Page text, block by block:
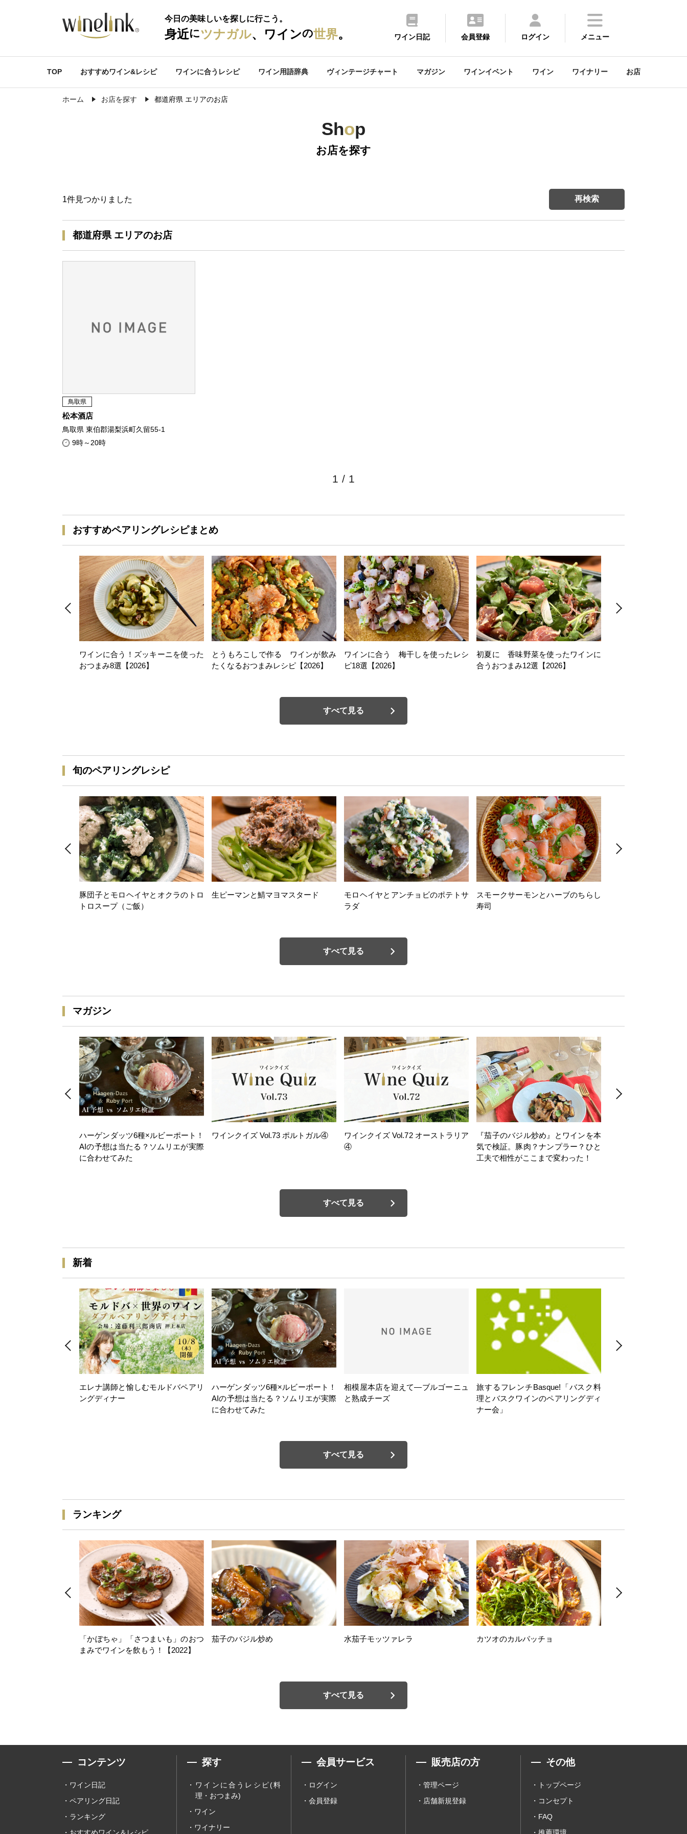
今日の美味しいを探しに行こう。
身近にツナガル、ワインの世界。 ワイン日記 会員登録 ログイン メニュー
TOP おすすめワイン&レシピ ワインに合うレシピ ワイン用語辞典 ヴィンテージチャート マガジン ワインイベント ワイン ワイナリー お店
ホーム お店を探す 都道府県 エリアのお店
Shop
お店を探す
1件見つかりました 再検索
都道府県 エリアのお店
鳥取県
松本酒店
鳥取県 東伯郡湯梨浜町久留55-1
9時～20時
1 / 1
おすすめペアリングレシピまとめ
ワインに合う！ズッキーニを使った
おつまみ8選【2026】
とうもろこしで作る ワインが飲み
たくなるおつまみレシピ【2026】
ワインに合う 梅干しを使ったレシ
ピ18選【2026】
初夏に 香味野菜を使ったワインに
合うおつまみ12選【2026】
すべて見る
旬のペアリングレシピ
豚団子とモロヘイヤとオクラのトロ
トロスープ（ご飯）
生ピーマンと鯖マヨマスタード
モロヘイヤとアンチョビのポテトサ
ラダ
スモークサーモンとハーブのちらし
寿司
すべて見る
マガジン
ハーゲンダッツ6種×ルビーポート！
AIの予想は当たる？ソムリエが実際
に合わせてみた
ワインクイズ Vol.73 ポルトガル④
ワインクイズ Vol.72 オーストラリア
④
『茄子のバジル炒め』とワインを本
気で検証。豚肉？ナンプラー？ひと
工夫で相性がここまで変わった！
すべて見る
新着
エレナ講師と愉しむモルドバペアリ
ングディナー
ハーゲンダッツ6種×ルビーポート！
AIの予想は当たる？ソムリエが実際
に合わせてみた
相模屋本店を迎えて―ブルゴーニュ
と熟成チーズ
旅するフレンチBasque!「バスク料
理とバスクワインのペアリングディ
ナー会」
すべて見る
ランキング
「かぼちゃ」「さつまいも」のおつ
まみでワインを飲もう！【2022】
茄子のバジル炒め 水茄子モッツァレラ カツオのカルパッチョ
すべて見る
コンテンツ
ワイン日記
ペアリング日記
ランキング
探す
ワインに合うレシピ(料
理・おつまみ)
ワイン
ワイナリー
会員サービス
ログイン
会員登録
販売店の方
管理ページ
店舗新規登録
その他
トップページ
コンセプト
FAQ